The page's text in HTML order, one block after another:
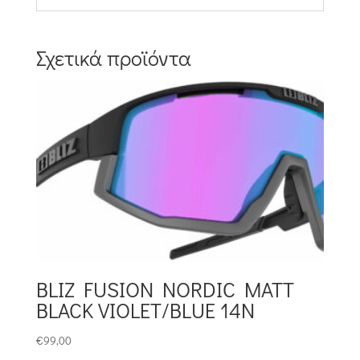
Σχετικά προϊόντα
BLIZ FUSION NORDIC MATT
BLACK VIOLET/BLUE 14N
€99,00